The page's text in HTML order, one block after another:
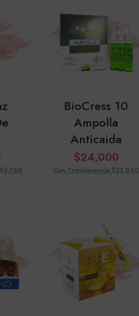
BioCress 10
Ampolla
Anticaida
$24,000
Con Transferencia $23,040